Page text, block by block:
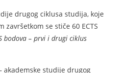
drugog ciklusa studija, koje
se stiče 60 ECTS
bodova – prvi i drugi ciklus
akademske studije drugog